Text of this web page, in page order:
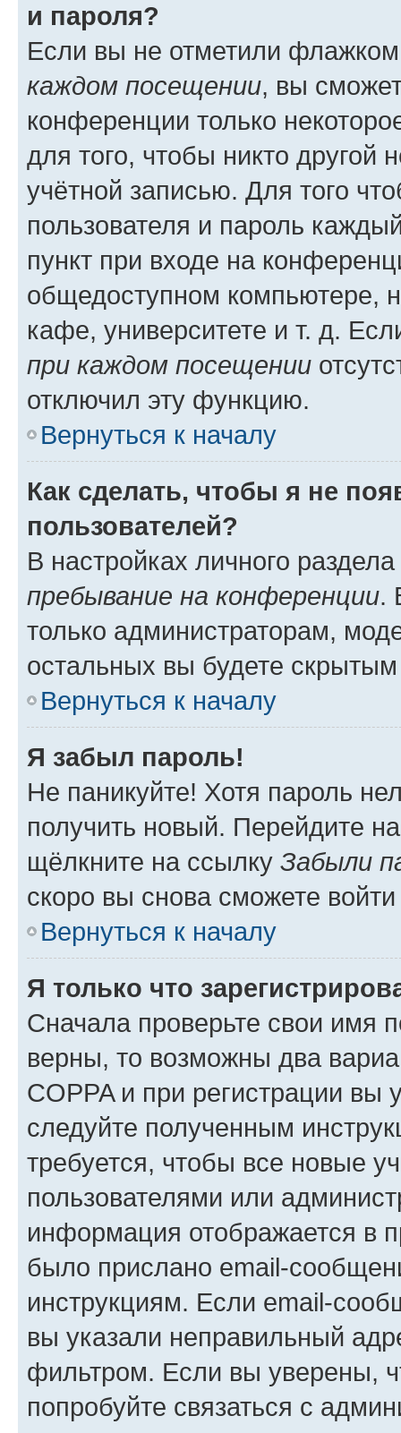
и пароля?
Если вы не отметили
каждом посещении, вы
конференции только
для того, чтобы никто другой
учётной записью. Для того
пользователя и пароль
пункт при входе на
общедоступном компьютере,
кафе, университете и т. д.
при каждом посещении
отключил эту функцию.
Вернуться к началу
Как сделать, чтобы я не
пользователей?
В настройках личного
пребывание на конференции.
только администраторам,
остальных вы будете
Вернуться к началу
Я забыл пароль!
Не паникуйте! Хотя пароль
получить новый. Перейдите
щёлкните на ссылку Забыли
скоро вы снова сможете
Вернуться к началу
Я только что
Сначала проверьте свои имя
верны, то возможны два
COPPA и при регистрации вы
следуйте полученным
требуется, чтобы все новые
пользователями или
информация отображается в
было прислано email-
инструкциям. Если email-
вы указали неправильный
фильтром. Если вы уверены,
попробуйте связаться с